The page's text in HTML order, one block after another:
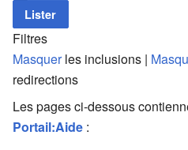
Filtres
Masquerles inclusions |
redirections
Les pages ci-dessous
Portail:Aide :